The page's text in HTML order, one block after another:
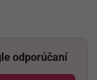
odporúčaní